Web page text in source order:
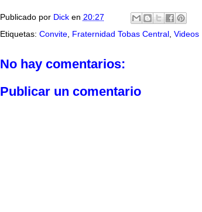
Publicado por Dick en 20:27
Etiquetas: Convite, Fraternidad Tobas Central, Videos
No hay comentarios:
Publicar un comentario